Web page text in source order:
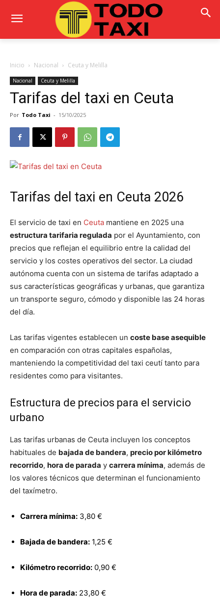
Inicio Nacional Ceuta y Melilla
Nacional Ceuta y Melilla
Tarifas del taxi en Ceuta
Por Todo Taxi - 15/10/2025
Tarifas del taxi en Ceuta 2026
El servicio de taxi en Ceuta mantiene en 2025 una
estructura tarifaria regulada por el Ayuntamiento, con
precios que reflejan el equilibrio entre la calidad del
servicio y los costes operativos del sector. La ciudad
autónoma cuenta con un sistema de tarifas adaptado a
sus características geográficas y urbanas, que garantiza
un transporte seguro, cómodo y disponible las 24 horas
del día.
Las tarifas vigentes establecen un coste base asequible
en comparación con otras capitales españolas,
manteniendo la competitividad del taxi ceutí tanto para
residentes como para visitantes.
Estructura de precios para el servicio
urbano
Las tarifas urbanas de Ceuta incluyen los conceptos
habituales de bajada de bandera, precio por kilómetro
recorrido, hora de parada y carrera mínima, además de
los valores técnicos que determinan el funcionamiento
del taxímetro.
Carrera mínima: 3,80 €
Bajada de bandera: 1,25 €
Kilómetro recorrido: 0,90 €
Hora de parada: 23,80 €